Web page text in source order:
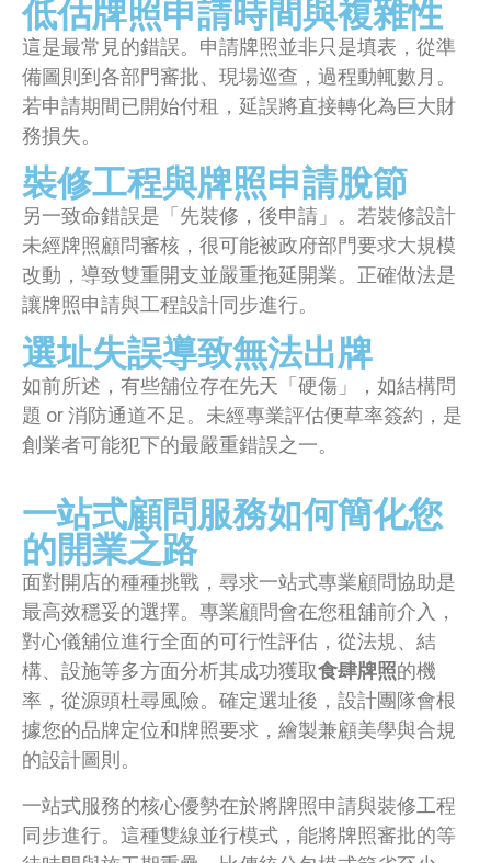
低估牌照申請時間與複雜性
這是最常見的錯誤。申請牌照並非只是填表，從準
備圖則到各部門審批、現場巡查，過程動輒數月。
若申請期間已開始付租，延誤將直接轉化為巨大財
務損失。
裝修工程與牌照申請脫節
另一致命錯誤是「先裝修，後申請」。若裝修設計
未經牌照顧問審核，很可能被政府部門要求大規模
改動，導致雙重開支並嚴重拖延開業。正確做法是
讓牌照申請與工程設計同步進行。
選址失誤導致無法出牌
如前所述，有些舖位存在先天「硬傷」，如結構問
題 or 消防通道不足。未經專業評估便草率簽約，是
創業者可能犯下的最嚴重錯誤之一。
一站式顧問服務如何簡化您
的開業之路
面對開店的種種挑戰，尋求一站式專業顧問協助是
最高效穩妥的選擇。專業顧問會在您租舖前介入，
對心儀舖位進行全面的可行性評估，從法規、結
構、設施等多方面分析其成功獲取食肆牌照的機
率，從源頭杜尋風險。確定選址後，設計團隊會根
據您的品牌定位和牌照要求，繪製兼顧美學與合規
的設計圖則。
一站式服務的核心優勢在於將牌照申請與裝修工程
同步進行。這種雙線並行模式，能將牌照審批的等